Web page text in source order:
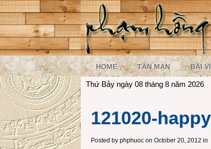
HOME TẢN MẠN BÀI
Thứ Bảy ngày 08 tháng 8 năm 2026
121020-
Posted by phphuoc on October 20, 2012 in